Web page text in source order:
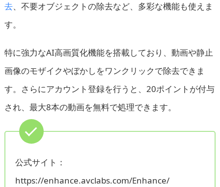
去、不要オブジェクトの除去など、多彩な機能も使えま
す。
特に強力なAI高画質化機能を搭載しており、動画や静止
画像のモザイクやぼかしをワンクリックで除去できま
す。さらにアカウント登録を行うと、20ポイントが付与
され、最大8本の動画を無料で処理できます。
公式サイト：
https://enhance.avclabs.com/Enhance/